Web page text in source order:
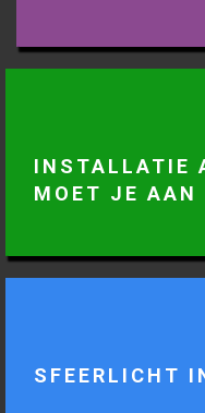
INSTALLATIE
MOET JE AAN
SFEERLICHT